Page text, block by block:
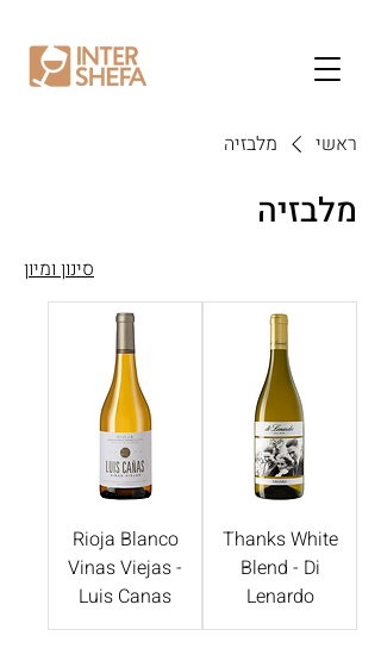
ראשי מלבזיה
מלבזיה
סינון ומיון
Thanks White
Blend - Di
Lenardo
Rioja Blanco
Vinas Viejas -
Luis Canas